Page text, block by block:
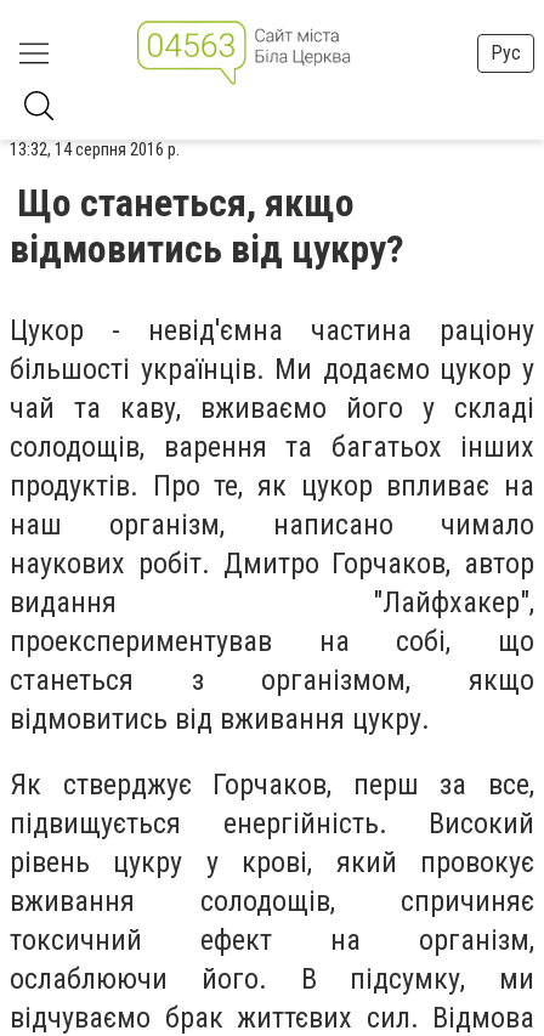
Рус
13:32, 14 серпня 2016 р.
Що станеться, якщо
відмовитись від цукру?
Цукор - невід'ємна частина раціону
більшості українців. Ми додаємо цукор у
чай та каву, вживаємо його у складі
солодощів, варення та багатьох інших
продуктів. Про те, як цукор впливає на
наш організм, написано чимало
наукових робіт. Дмитро Горчаков, автор
видання "Лайфхакер",
проекспериментував на собі, що
станеться з організмом, якщо
відмовитись від вживання цукру.
Як стверджує Горчаков, перш за все,
підвищується енергійність. Високий
рівень цукру у крові, який провокує
вживання солодощів, спричиняє
токсичний ефект на організм,
ослаблюючи його. В підсумку, ми
відчуваємо брак життєвих сил. Відмова